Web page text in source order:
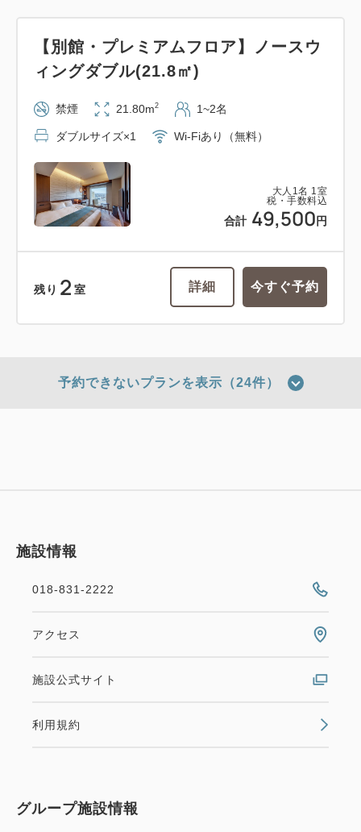
大人 1名 1室
税・手数料込
合計 49,500 円
【別館・プレミアムフロア】ノースウ
ィングダブル(21.8㎡)
禁煙 21.80m2 1~2名
ダブルサイズ×1 Wi-Fiあり（無料）
残り 2 室 詳細 今すぐ予約
【WEB決済】「かまくら」宿泊者
秋田名物きりたんぽ、はたはた、比内地鶏など地場食
予約できないプランを表示（24件）
施設情報
018-831-2222
アクセス
施設公式サイト
利用規約
グループ施設情報